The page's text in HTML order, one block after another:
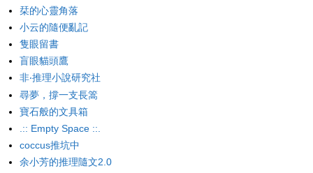
栞的心靈角落
小云的隨便亂記
隻眼留書
盲眼貓頭鷹
非‧推理小說研究社
尋夢，撐一支長篙
寶石般的文具箱
.:: Empty Space ::.
coccus推坑中
余小芳的推理隨文2.0